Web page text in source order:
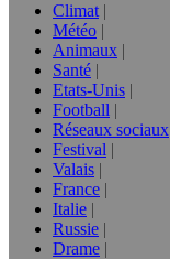
Climat
Météo
Animaux
Santé
Etats-Unis
Football
Réseaux sociaux
Festival
Valais
France
Italie
Russie
Drame